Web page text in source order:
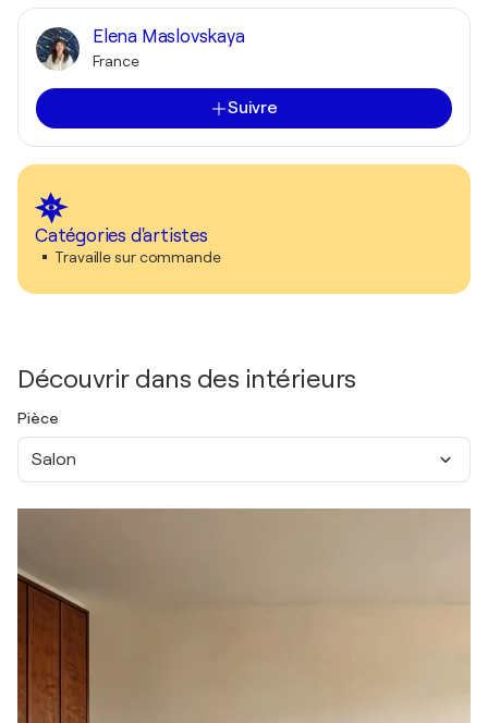
Elena Maslovskaya
France
Suivre
Catégories d'artistes
Travaille sur commande
Découvrir dans des intérieurs
Pièce
Salon